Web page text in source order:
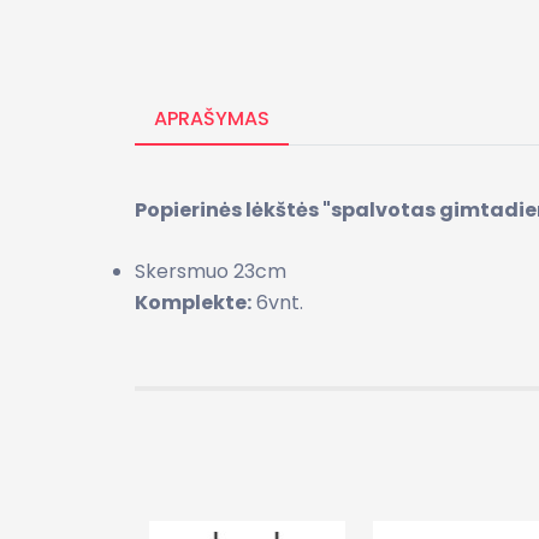
APRAŠYMAS
Popierinės lėkštės "spalvotas
Skersmuo 23cm
Komplekte:6vnt.